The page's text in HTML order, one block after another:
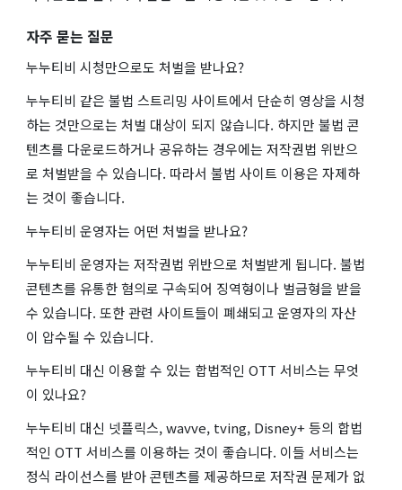
자주 묻는 질문
누누티비 시청만으로도 처벌을 받나요?
누누티비 같은 불법 스트리밍 사이트에서 단순히 영상을 시청
하는 것만으로는 처벌 대상이 되지 않습니다. 하지만 불법 콘
텐츠를 다운로드하거나 공유하는 경우에는 저작권법 위반으
로 처벌받을 수 있습니다. 따라서 불법 사이트 이용은 자제하
는 것이 좋습니다.
누누티비 운영자는 어떤 처벌을 받나요?
누누티비 운영자는 저작권법 위반으로 처벌받게 됩니다. 불법
콘텐츠를 유통한 혐의로 구속되어 징역형이나 벌금형을 받을
수 있습니다. 또한 관련 사이트들이 폐쇄되고 운영자의 자산
이 압수될 수 있습니다.
누누티비 대신 이용할 수 있는 합법적인 OTT 서비스는 무엇
이 있나요?
누누티비 대신 넷플릭스, wavve, tving, Disney+ 등의 합법
적인 OTT 서비스를 이용하는 것이 좋습니다. 이들 서비스는
정식 라이선스를 받아 콘텐츠를 제공하므로 저작권 문제가 없